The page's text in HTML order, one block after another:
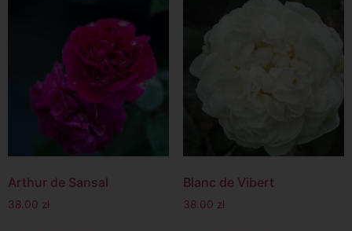
Arthur de Sansal
38.00 zł
Blanc de Vibert
38.00 zł